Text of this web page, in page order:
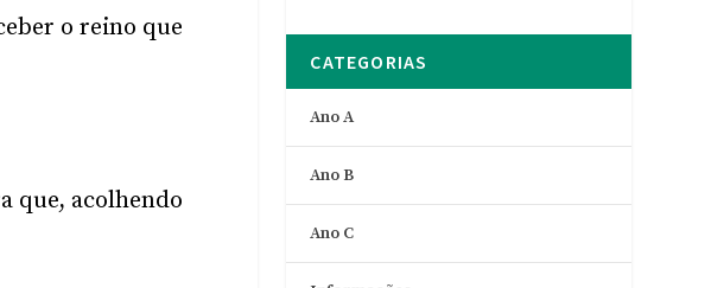
o reino que
que, acolhendo
CATEGORIAS
Ano A
Ano B
Ano C